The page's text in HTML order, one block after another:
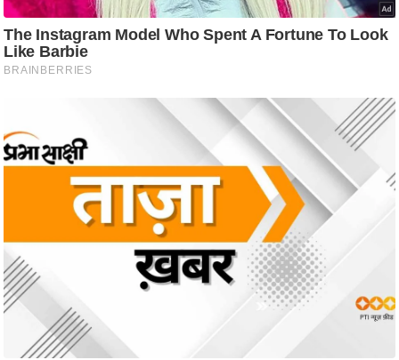
फै
श
न
लू
नु
न
स्थ
फि